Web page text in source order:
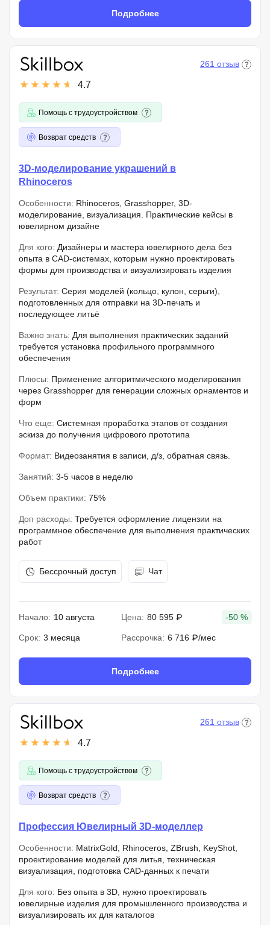
Подробнее
4.7
261 отзыв
Помощь с трудоустройством
Возврат средств
3D-моделирование украшений в
Rhinoceros
Особенности: Rhinoceros, Grasshopper, 3D-
моделирование, визуализация. Практические кейсы в
ювелирном дизайне
Для кого: Дизайнеры и мастера ювелирного дела без
опыта в CAD-системах, которым нужно проектировать
формы для производства и визуализировать изделия
Результат: Серия моделей (кольцо, кулон, серьги),
подготовленных для отправки на 3D-печать и
последующее литьё
Важно знать: Для выполнения практических заданий
требуется установка профильного программного
обеспечения
Плюсы: Применение алгоритмического моделирования
через Grasshopper для генерации сложных орнаментов и
форм
Что еще: Системная проработка этапов от создания
эскиза до получения цифрового прототипа
Формат: Видеозанятия в записи, д/з, обратная связь.
Занятий: 3-5 часов в неделю
Объем практики: 75%
Доп расходы: Требуется оформление лицензии на
программное обеспечение для выполнения практических
работ
Бессрочный доступ Чат
Начало: 10 августа Цена: 80 595 ₽ -50 %
Срок: 3 месяца Рассрочка: 6 716 ₽/мес
Подробнее
4.7
261 отзыв
Помощь с трудоустройством
Возврат средств
Профессия Ювелирный 3D-моделлер
Особенности: MatrixGold, Rhinoceros, ZBrush, KeyShot,
проектирование моделей для литья, техническая
визуализация, подготовка CAD-данных к печати
Для кого: Без опыта в 3D, нужно проектировать
ювелирные изделия для промышленного производства и
визуализировать их для каталогов